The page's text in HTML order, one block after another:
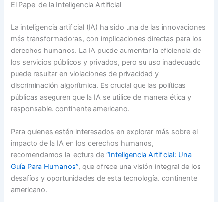
El Papel de la Inteligencia Artificial
La inteligencia artificial (IA) ha sido una de las innovaciones
más transformadoras, con implicaciones directas para los
derechos humanos. La IA puede aumentar la eficiencia de
los servicios públicos y privados, pero su uso inadecuado
puede resultar en violaciones de privacidad y
discriminación algorítmica. Es crucial que las políticas
públicas aseguren que la IA se utilice de manera ética y
responsable. continente americano.
Para quienes estén interesados en explorar más sobre el
impacto de la IA en los derechos humanos,
recomendamos la lectura de“Inteligencia Artificial: Una
Guía Para Humanos”, que ofrece una visión integral de los
desafíos y oportunidades de esta tecnología. continente
americano.